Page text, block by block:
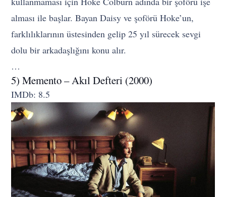
alması ile başlar. Bayan Daisy ve şoförü Hoke’un,
farklılıklarının üstesinden gelip 25 yıl sürecek sevgi
dolu bir arkadaşlığını konu alır.
…
5) Memento – Akıl Defteri (2000)
IMDb: 8.5